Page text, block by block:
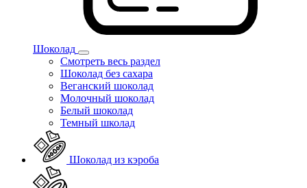
Шоколад
Смотреть весь раздел
Шоколад без сахара
Веганский шоколад
Молочный шоколад
Белый шоколад
Темный школад
Шоколад из кэроба